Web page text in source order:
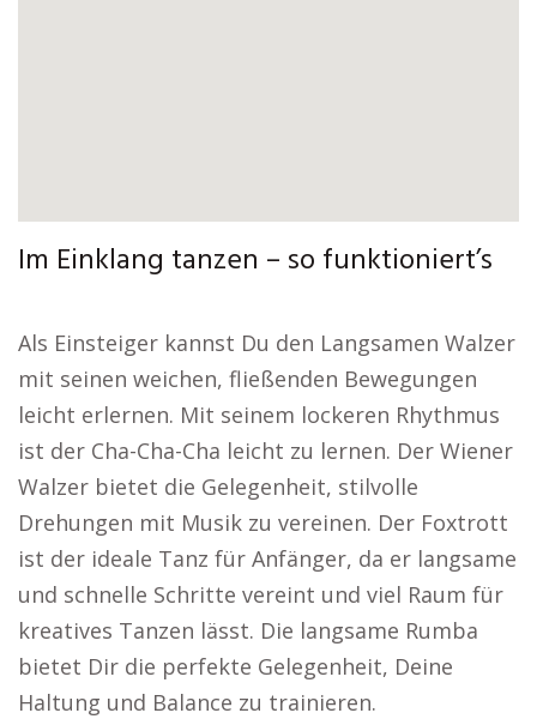
Im Einklang tanzen – so funktioniert’s
Als Einsteiger kannst Du den Langsamen Walzer
mit seinen weichen, fließenden Bewegungen
leicht erlernen. Mit seinem lockeren Rhythmus
ist der Cha-Cha-Cha leicht zu lernen. Der Wiener
Walzer bietet die Gelegenheit, stilvolle
Drehungen mit Musik zu vereinen. Der Foxtrott
ist der ideale Tanz für Anfänger, da er langsame
und schnelle Schritte vereint und viel Raum für
kreatives Tanzen lässt. Die langsame Rumba
bietet Dir die perfekte Gelegenheit, Deine
Haltung und Balance zu trainieren.